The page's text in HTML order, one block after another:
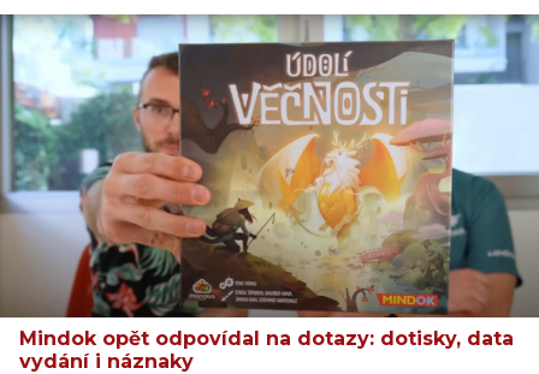
Mindok opět odpovídal na dotazy: dotisky, data
vydání i náznaky